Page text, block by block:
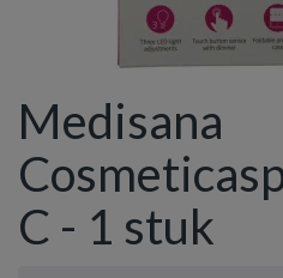
Medisana
C - 1 stuk